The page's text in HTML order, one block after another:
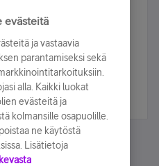
mukana arvonnassa.
evästeitä
ja vastaavia
parantamiseksi sekä
alla. Kaikki luokat
evästeitä ja
kolmansille osapuolille.
ne käytöstä
Lisätietoja